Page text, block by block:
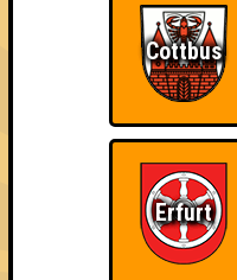
Angemeldete Teams
Cottbus
Erfurt